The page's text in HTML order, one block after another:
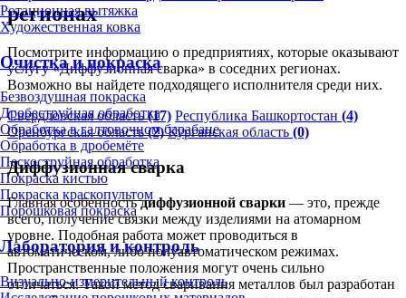
Ротационная вытяжка
Художественная ковка
Очистка и покраска
Безвоздушная покраска
Дробеструйная обработка
Обработка в галтовочном барабане
Обработка в дробемёте
Пескоструйная обработка
Покраска кистью
Покраска краскопультом
Порошковая покраска
Лаборатория и контроль
Визуально-измерительный контроль
регионах
Посмотрите информацию о предприятиях, которые оказывают
услугу «Диффузионная сварка» в соседних регионах.
Возможно вы найдете подходящего исполнителя среди них.
Свердловская область(17) Республика Башкортостан (4)
Оренбургская область(2) Курганская область (0)
Диффузионная сварка
Главная особенностьдиффузионной сварки — это, прежде
всего, получение связки между изделиями на атомарном
уровне. Подобная работа может проводиться в
автоматическом, либо полуавтоматическом режимах.
Пространственные положения могут очень сильно
отличаться. Такой метод сваривания металлов был разработан